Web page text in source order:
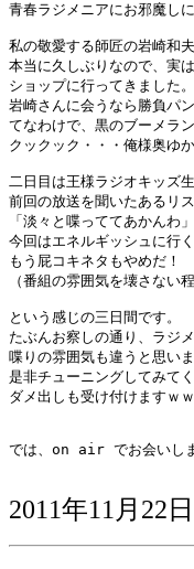
青春ラジメニアにお邪魔し
私の敬愛する師匠の岩崎和
本当に久しぶりなので、実
ショップに行ってきました
岩崎さんに会うなら勝負パ
てなわけで、黒のブーメラ
クックック・・・俺様奥ゆ
二日目は王様ラジオキッズ
前回の放送を聞いたあるリ
「淡々と喋っててあかんわ
今回はエネルギッシュに行
もう屁コキネタもやめだ！
（番組の雰囲気を壊さない
という感じの三日間です。
たぶんお察しの通り、ラジ
喋りの雰囲気も違うと思い
是非チューニングしてみて
ダメ出しも受け付けますｗ
では、on air でお会いし
2011年11月22